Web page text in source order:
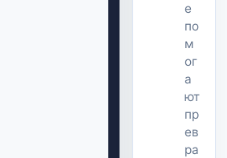
е
по
м
ог
а
ют
пр
ев
ра